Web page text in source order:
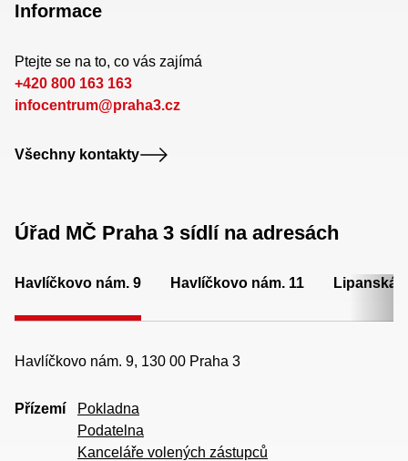
Informace
Ptejte se na to, co vás zajímá
+420 800 163 163
infocentrum@praha3.cz
Všechny kontakty
Úřad MČ Praha 3 sídlí na adresách
Havlíčkovo nám. 9 Havlíčkovo nám. 11 Lipanská 7
Havlíčkovo nám. 9, 130 00 Praha 3
Přízemí
Pokladna
Podatelna
Kanceláře volených zástupců